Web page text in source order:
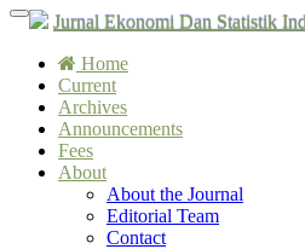
Quick
page
content
Main
Navigation
Main
Content
Sidebar
ToggleJurnal Ekonomi Dan Statistik
Home
Current
Archives
Announcements
Fees
About
About the Journal
Editorial Team
Contact